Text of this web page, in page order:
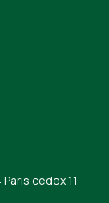
cedex 11